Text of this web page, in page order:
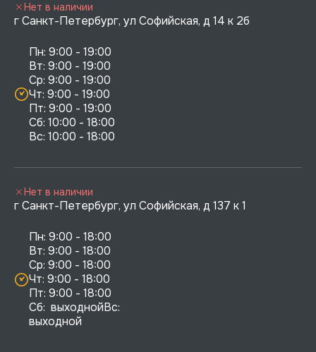
г Санкт-Петербург, ул Софийская, д 14 к 2б
Пн: 9:00 - 19:00
Вт: 9:00 - 19:00
Ср: 9:00 - 19:00
Чт: 9:00 - 19:00
Пт: 9:00 - 19:00
Сб: 10:00 - 18:00
Нет в наличии
г Санкт-Петербург, ул Софийская, д 137 к 1
Пн: 9:00 - 18:00
Вт: 9:00 - 18:00
Ср: 9:00 - 18:00
Чт: 9:00 - 18:00
Пт: 9:00 - 18:00
Сб:  выходнойВс:
выходной
Нет в наличии